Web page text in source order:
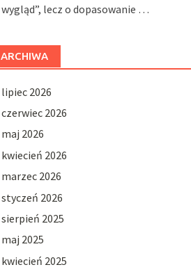
wygląd”, lecz o dopasowanie …
ARCHIWA
lipiec 2026
czerwiec 2026
maj 2026
kwiecień 2026
marzec 2026
styczeń 2026
sierpień 2025
maj 2025
kwiecień 2025